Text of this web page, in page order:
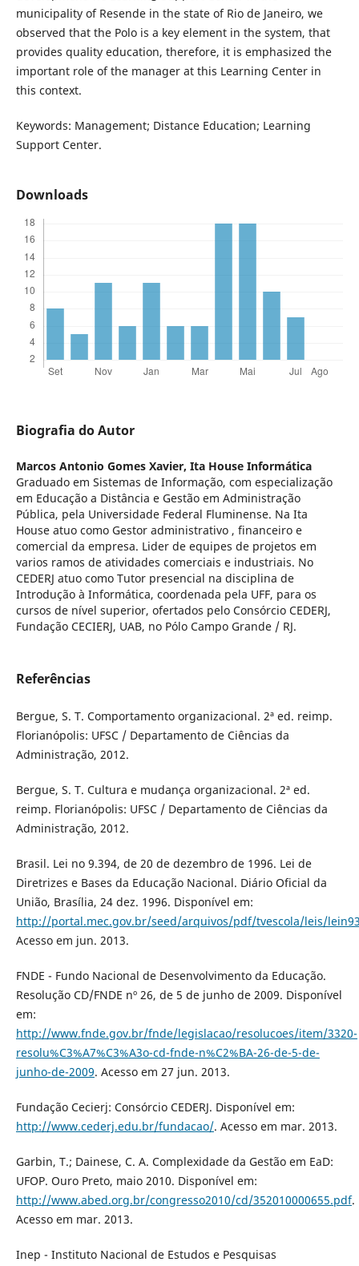
municipality of Resende in the state of Rio de Janeiro, we
observed that the Polo is a key element in the system, that
provides quality education, therefore, it is emphasized the
important role of the manager at this Learning Center in
this context.
Keywords: Management; Distance Education; Learning
Support Center.
Downloads
Biografia do Autor
Marcos Antonio Gomes Xavier, Ita House Informática
Graduado em Sistemas de Informação, com especialização
em Educação a Distância e Gestão em Administração
Pública, pela Universidade Federal Fluminense. Na Ita
House atuo como Gestor administrativo , financeiro e
comercial da empresa. Lider de equipes de projetos em
varios ramos de atividades comerciais e industriais. No
CEDERJ atuo como Tutor presencial na disciplina de
Introdução à Informática, coordenada pela UFF, para os
cursos de ní­vel superior, ofertados pelo Consórcio CEDERJ,
Fundação CECIERJ, UAB, no Pólo Campo Grande / RJ.
Referências
Bergue, S. T. Comportamento organizacional. 2ª ed. reimp.
Florianópolis: UFSC / Departamento de Ciências da
Administração, 2012.
Bergue, S. T. Cultura e mudança organizacional. 2ª ed.
reimp. Florianópolis: UFSC / Departamento de Ciências da
Administração, 2012.
Brasil. Lei no 9.394, de 20 de dezembro de 1996. Lei de
Diretrizes e Bases da Educação Nacional. Diário Oficial da
União, Brasí­lia, 24 dez. 1996. Disponí­vel em:
http://portal.mec.gov.br/seed/arquivos/pdf/tvescola/leis/
Acesso em jun. 2013.
FNDE - Fundo Nacional de Desenvolvimento da Educação.
Resolução CD/FNDE nº 26, de 5 de junho de 2009. Disponí­vel
em:
http://www.fnde.gov.br/fnde/legislacao/resolucoes/item/3320-
resolu%C3%A7%C3%A3o-cd-fnde-n%C2%BA-26-de-5-de-
junho-de-2009. Acesso em 27 jun. 2013.
Fundação Cecierj: Consórcio CEDERJ. Disponí­vel em:
http://www.cederj.edu.br/fundacao/. Acesso em mar. 2013.
Garbin, T.; Dainese, C. A. Complexidade da Gestão em EaD:
UFOP. Ouro Preto, maio 2010. Disponí­vel em:
http://www.abed.org.br/congresso2010/cd/352010000655.pdf.
Acesso em mar. 2013.
Inep - Instituto Nacional de Estudos e Pesquisas